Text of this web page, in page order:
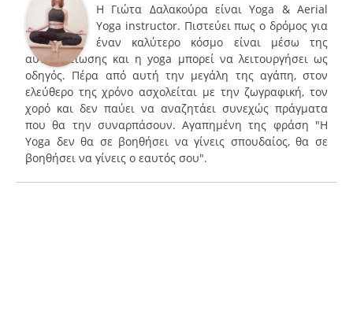
Η Γιώτα Δαλακούρα είναι Yoga & Aerial
Yoga instructor. Πιστεύει πως ο δρόμος για
έναν καλύτερο κόσμο είναι μέσω της
αυτοβελτίωσης και η yoga μπορεί να λειτουργήσει ως
οδηγός. Πέρα από αυτή την μεγάλη της αγάπη, στον
ελεύθερο της χρόνο ασχολείται με την ζωγραφική, τον
χορό και δεν παύει να αναζητάει συνεχώς πράγματα
που θα την συναρπάσουν. Αγαπημένη της φράση "Η
Yoga δεν θα σε βοηθήσει να γίνεις σπουδαίος, θα σε
βοηθήσει να γίνεις ο εαυτός σου".